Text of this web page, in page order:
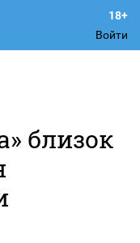
Войти
близок